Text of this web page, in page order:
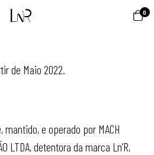
0
de Maio 2022.
e operado por MACH
LTDA, detentora da marca Ln’R,